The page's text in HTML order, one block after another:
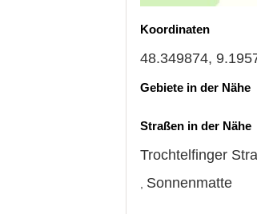
Koordinaten
48.349874,
Gebiete in der Nähe
Straßen in der Nähe
Trochtelfinger
Sonnenmatte